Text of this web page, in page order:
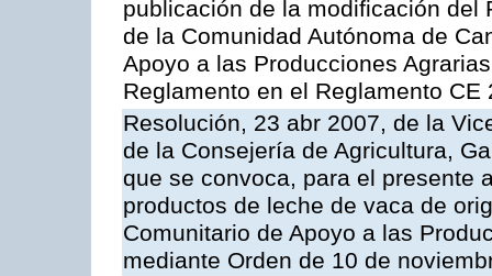
publicación de la modificación del
de la Comunidad Autónoma de
Apoyo a las Producciones
Reglamento en el Reglamento
Resolución, 23 abr 2007, de la
de la Consejería de Agricultura,
que se convoca, para el presente
productos de leche de vaca de
Comunitario de Apoyo a las
mediante Orden de 10 de